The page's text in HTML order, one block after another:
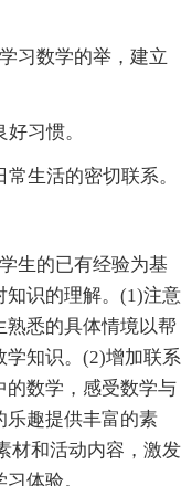
习数学的举，建立
习惯。
生活的密切联系。
生的已有经验为基
知识的理解。(1)注意
熟悉的具体情境以帮
学知识。(2)增加联系
的数学，感受数学与
乐趣提供丰富的素
材和活动内容，激发
体验。